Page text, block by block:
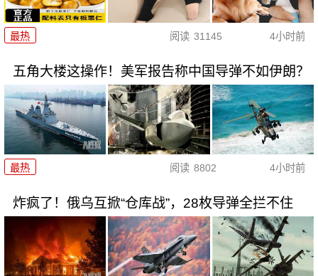
最热 阅读 31145 4小时前
五角大楼这操作！美军报告称中国导弹不如伊朗？
最热 阅读 8802 4小时前
炸疯了！俄乌互掀“仓库战”，28枚导弹全拦不住